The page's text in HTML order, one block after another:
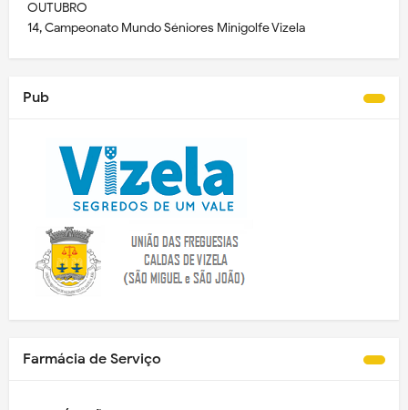
OUTUBRO
14, Campeonato Mundo Séniores Minigolfe Vizela
Pub
Farmácia de Serviço